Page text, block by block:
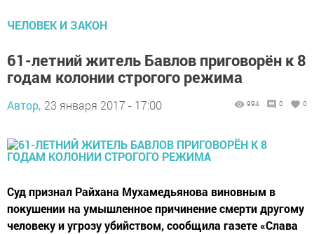
ЧЕЛОВЕК И ЗАКОН
61-летний житель Бавлов приговорён к 8
годам колонии строгого режима
Автор, 23 января 2017 - 17:00 994 0 0
Суд признал Райхана Мухамедьянова виновным в
покушении на умышленное причинение смерти другому
человеку и угрозу убийством, сообщила газете «Слава